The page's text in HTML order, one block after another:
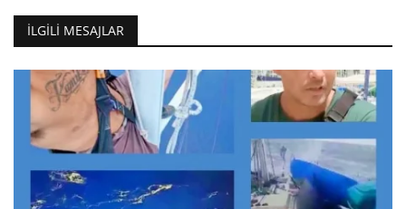
İLGILI MESAJLAR